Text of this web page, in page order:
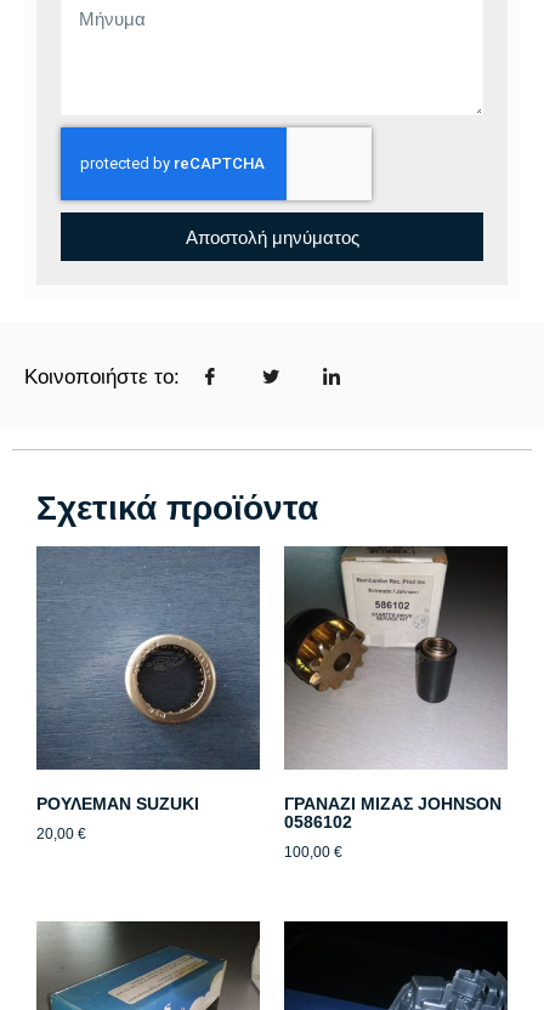
Αποστολή μηνύματος
Κοινοποιήστε το:
Σχετικά προϊόντα
ΡΟΥΛΕΜΑΝ SUZUKI
20,00 €
ΓΡΑΝΑΖΙ ΜΙΖΑΣ JOHNSON
0586102
100,00 €